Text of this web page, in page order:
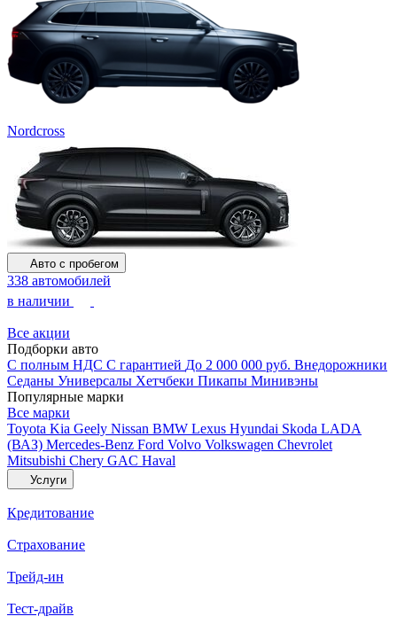
Nordcross
Авто с пробегом
338 автомобилей
в наличии
Все акции
Подборки авто
С полным НДС С гарантией До 2 000 000 руб. Внедорожники
Седаны Универсалы Хетчбеки Пикапы Минивэны
Популярные марки
Все марки
Toyota Kia Geely Nissan BMW Lexus Hyundai Skoda LADA
(ВАЗ) Mercedes-Benz Ford Volvo Volkswagen Chevrolet
Mitsubishi Chery GAC Haval
Услуги
Кредитование
Страхование
Трейд-ин
Тест-драйв